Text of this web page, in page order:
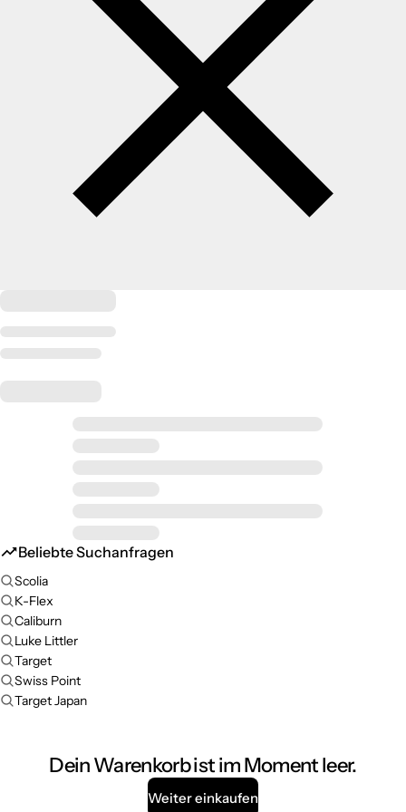
Beliebte Suchanfragen
Scolia
K-Flex
Caliburn
Luke Littler
Target
Swiss Point
Target Japan
Dein Warenkorb ist im Moment leer.
Weiter einkaufen